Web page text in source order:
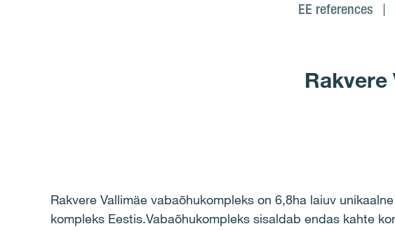
EE references
Rakvere
Rakvere Vallimäe vabaõhukompleks on 6,8ha laiuv
kompleks Eestis.Vabaõhukompleks sisaldab endas kahte